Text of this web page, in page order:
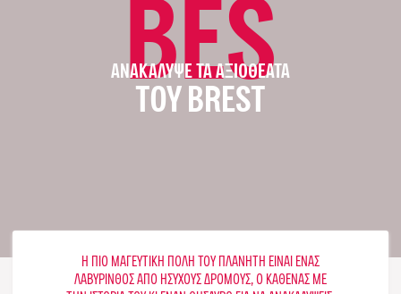
BES
ΑΝΑΚΆΛΥΨΕ ΤΑ ΑΞΙΟΘΈΑΤΑ
ΤΟΥ BREST
Η ΠΙΟ ΜΑΓΕΥΤΙΚΉ ΠΌΛΗ ΤΟΥ ΠΛΑΝΉΤΗ ΕΊΝΑΙ ΈΝΑΣ
ΛΑΒΎΡΙΝΘΟΣ ΑΠΌ ΉΣΥΧΟΥΣ ΔΡΌΜΟΥΣ, Ο ΚΑΘΈΝΑΣ ΜΕ